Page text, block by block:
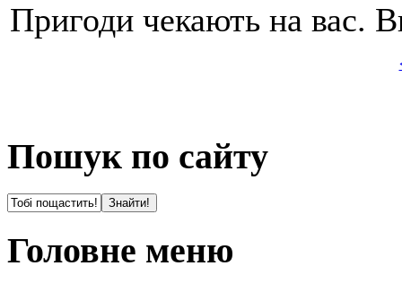
Пригоди чекають на вас.
Пошук по сайту
Головне меню